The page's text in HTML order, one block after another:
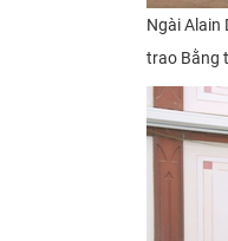
Ngài Alain
trao Bằng